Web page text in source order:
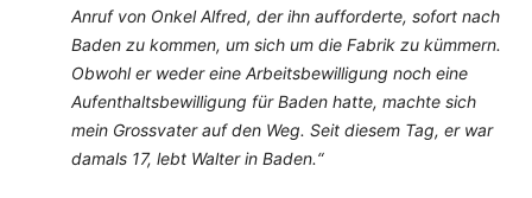
Anruf von Onkel Alfred, der ihn aufforderte, sofort nach
Baden zu kommen, um sich um die Fabrik zu kümmern.
Obwohl er weder eine Arbeitsbewilligung noch eine
Aufenthaltsbewilligung für Baden hatte, machte sich
mein Grossvater auf den Weg. Seit diesem Tag, er war
damals 17, lebt Walter in Baden.“